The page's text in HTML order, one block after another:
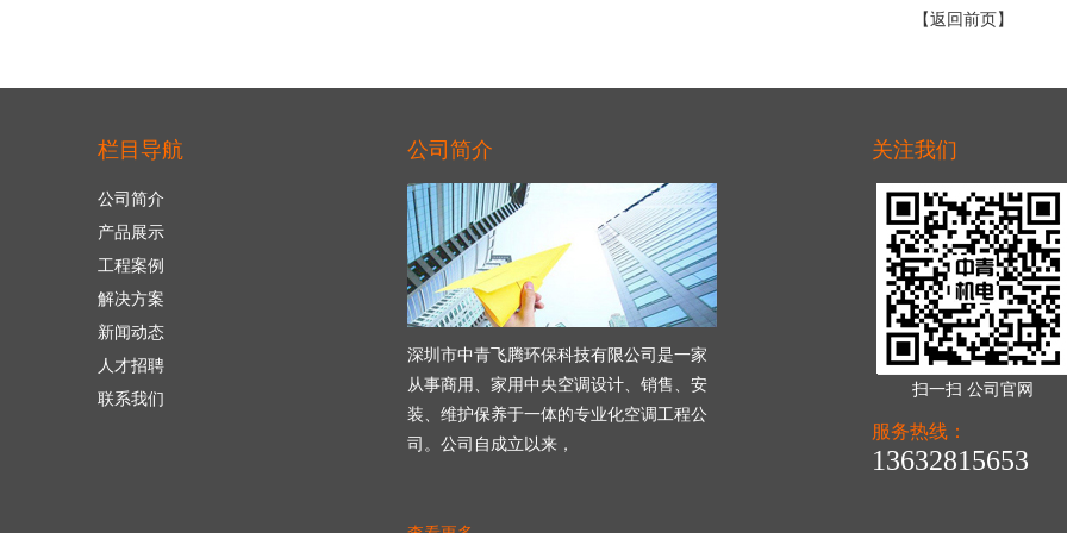
【返回前页】
栏目导航
公司简介
产品展示
工程案例
解决方案
新闻动态
人才招聘
联系我们
公司简介
深圳市中青飞腾环保科技有限公司是一家
从事商用、家用中央空调设计、销售、安
装、维护保养于一体的专业化空调工程公
司。公司自成立以来，
关注我们
扫一扫 公司官网
服务热线：
13632815653